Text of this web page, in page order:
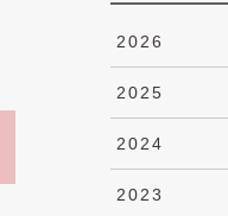
2026
2025
2024
2023